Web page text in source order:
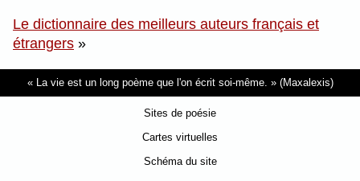
Le dictionnaire des meilleurs auteurs français et
étrangers »
La vie est un long poème que l'on écrit soi-même. (Maxalexis)
Sites de poésie
Cartes virtuelles
Schéma du site